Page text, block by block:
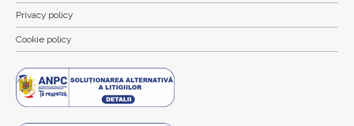
Privacy policy
Cookie policy